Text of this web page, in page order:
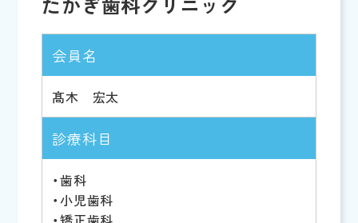
会員名
髙木 宏太
診療科目
・歯科
・小児歯科